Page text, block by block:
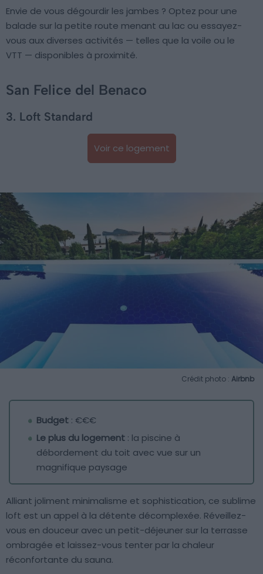
Envie de vous dégourdir les jambes ? Optez pour une
balade sur la petite route menant au lac ou essayez-
vous aux diverses activités — telles que la voile ou le
VTT — disponibles à proximité.
San Felice del Benaco
3. Loft Standard
Voir ce logement
Crédit photo : Airbnb
Budget : €€€
Le plus du logement : la piscine à
débordement du toit avec vue sur un
magnifique paysage
Alliant joliment minimalisme et sophistication, ce sublime
loft est un appel à la détente décomplexée. Réveillez-
vous en douceur avec un petit-déjeuner sur la terrasse
ombragée et laissez-vous tenter par la chaleur
réconfortante du sauna.